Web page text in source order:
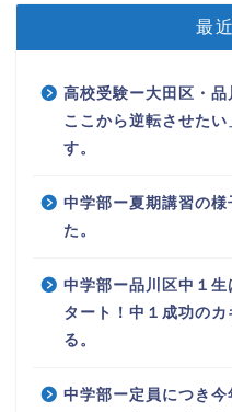
最
高校受験ー大田区・品
ここから逆転させた
す。
中学部ー夏期講習の
た。
中学部ー品川区中１
タート！中１成功の
る。
中学部ー定員につき